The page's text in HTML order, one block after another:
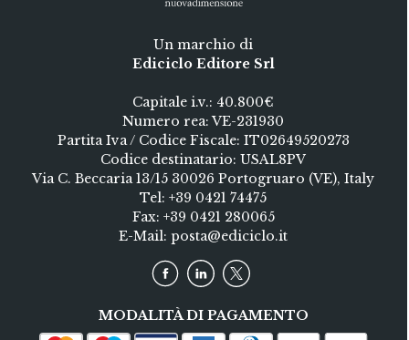
Un marchio di
Ediciclo Editore Srl
Capitale i.v.: 40.800€
Numero rea: VE-231930
Partita Iva / Codice Fiscale: IT02649520273
Codice destinatario: USAL8PV
Via C. Beccaria 13/15 30026 Portogruaro (VE), Italy
Tel:+39 0421 74475
Fax: +39 0421 280065
E-Mail:posta@ediciclo.it
MODALITÀ DI PAGAMENTO